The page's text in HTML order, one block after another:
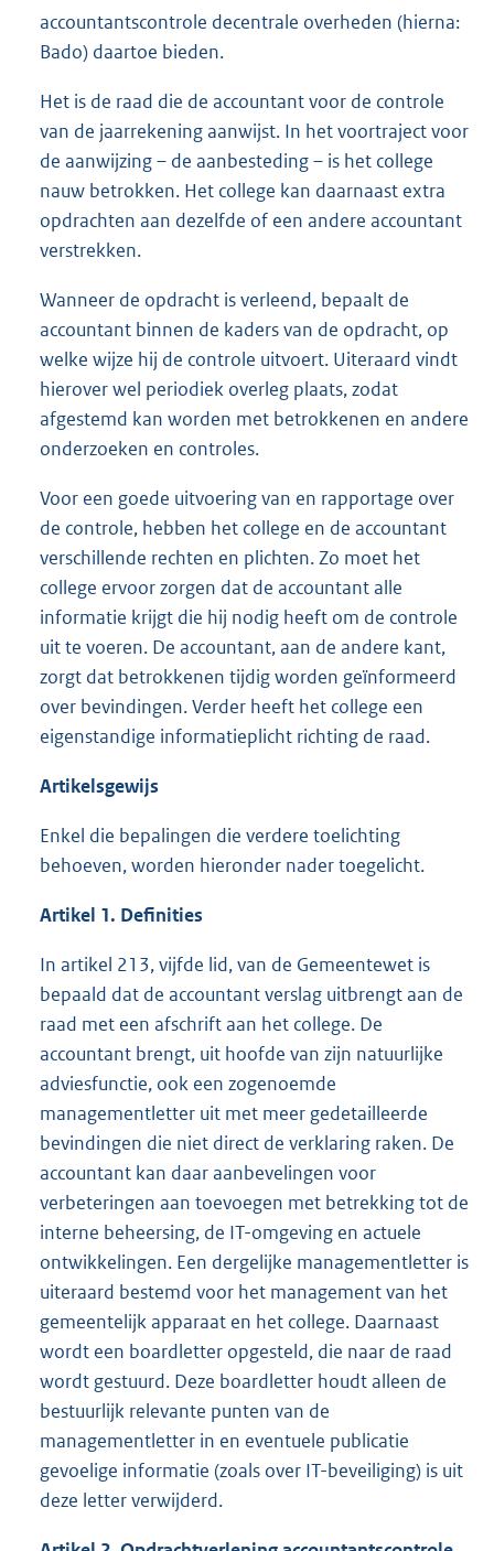
accountantscontrole decentrale overheden (hierna:
Bado) daartoe bieden.
Het is de raad die de accountant voor de controle
van de jaarrekening aanwijst. In het voortraject voor
de aanwijzing – de aanbesteding – is het college
nauw betrokken. Het college kan daarnaast extra
opdrachten aan dezelfde of een andere accountant
verstrekken.
Wanneer de opdracht is verleend, bepaalt de
accountant binnen de kaders van de opdracht, op
welke wijze hij de controle uitvoert. Uiteraard vindt
hierover wel periodiek overleg plaats, zodat
afgestemd kan worden met betrokkenen en andere
onderzoeken en controles.
Voor een goede uitvoering van en rapportage over
de controle, hebben het college en de accountant
verschillende rechten en plichten. Zo moet het
college ervoor zorgen dat de accountant alle
informatie krijgt die hij nodig heeft om de controle
uit te voeren. De accountant, aan de andere kant,
zorgt dat betrokkenen tijdig worden geïnformeerd
over bevindingen. Verder heeft het college een
eigenstandige informatieplicht richting de raad.
Artikelsgewijs
Enkel die bepalingen die verdere toelichting
behoeven, worden hieronder nader toegelicht.
Artikel 1. Definities
In artikel 213, vijfde lid, van de Gemeentewet is
bepaald dat de accountant verslag uitbrengt aan de
raad met een afschrift aan het college. De
accountant brengt, uit hoofde van zijn natuurlijke
adviesfunctie, ook een zogenoemde
managementletter uit met meer gedetailleerde
bevindingen die niet direct de verklaring raken. De
accountant kan daar aanbevelingen voor
verbeteringen aan toevoegen met betrekking tot de
interne beheersing, de IT-omgeving en actuele
ontwikkelingen. Een dergelijke managementletter is
uiteraard bestemd voor het management van het
gemeentelijk apparaat en het college. Daarnaast
wordt een boardletter opgesteld, die naar de raad
wordt gestuurd. Deze boardletter houdt alleen de
bestuurlijk relevante punten van de
managementletter in en eventuele publicatie
gevoelige informatie (zoals over IT-beveiliging) is uit
deze letter verwijderd.